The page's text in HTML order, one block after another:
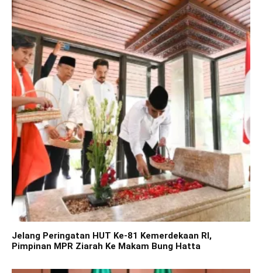
Jelang Peringatan HUT Ke-81 Kemerdekaan RI,
Pimpinan MPR Ziarah Ke Makam Bung Hatta